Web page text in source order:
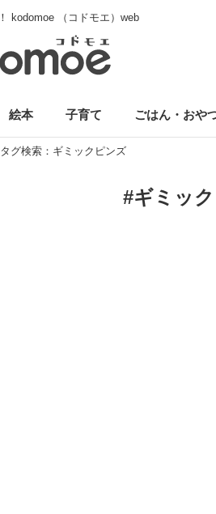
kodomoe （コドモエ）web
絵本 子育て ごはん・おや
タグ検索：ギミックピンズ
#ギミッ